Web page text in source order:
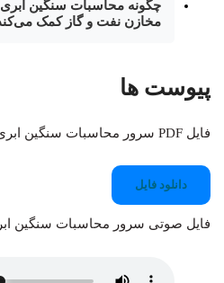
چگونه محاسبات سنگین
مخازن نفت و گاز کمک
پیوست ها
فایل PDF سرور محاسبات سنگین ابری در صنعت نفت و انرژی:
دانلود فایل
فایل صوتی سرور محاسبات سنگین